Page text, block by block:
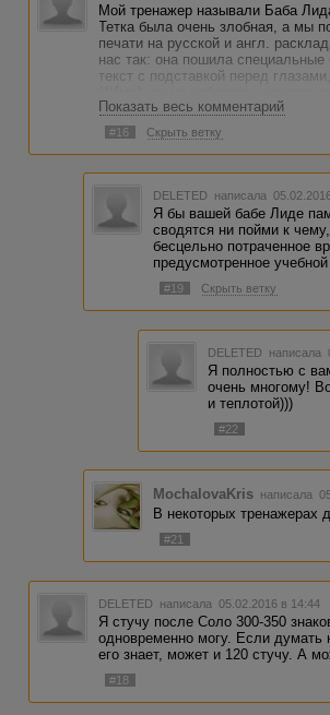
Мой тренажер называли Баба
Тетка была очень злобная, а мы
печати на русской и англ.
нас так: она пошила
текст с подставкой перед
получишь диплом". Не знаю
сдать норматив), за что теперь ей
Показать весь комментарий
#16 Скрыть ветку
DELETED написала
Я бы вашей бабе Лиде
сводятся ни пойми к
бесцельно потраченное
предусмотренное
#19 Скрыть ветку
DELETED написала
Я полностью с
очень многому!
и теплотой)))
#22
MochalovaKris написала
В некоторых тренажерах
#21
DELETED написала 05.02.2016 в 14:44
Я стучу после Соло 300-350
одновременно могу. Если думать
его знает, может и 120 стучу. А
#18